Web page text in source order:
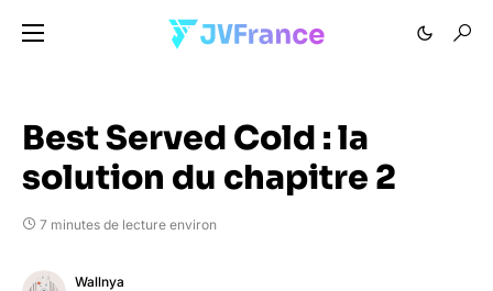
Best Served Cold : la
solution du chapitre 2
7 minutes de lecture environ
Wallnya